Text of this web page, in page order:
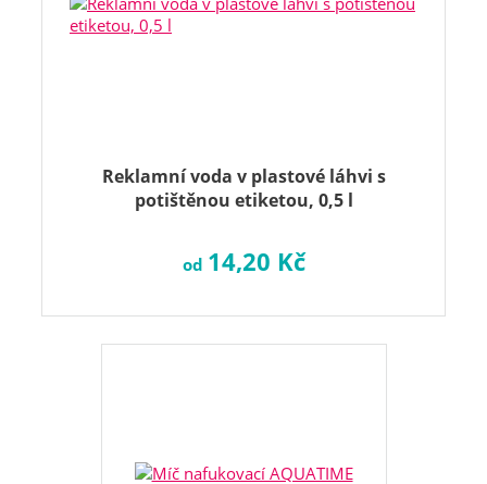
Reklamní voda v plastové láhvi s
potištěnou etiketou, 0,5 l
od 14,20 Kč